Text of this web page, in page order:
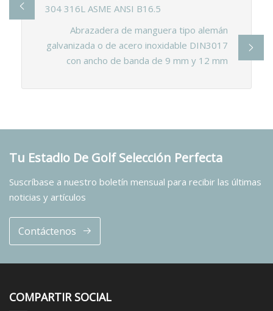
304 316L ASME ANSI B16.5
Abrazadera de manguera tipo alemán
galvanizada o de acero inoxidable DIN3017
con ancho de banda de 9 mm y 12 mm
Tu Estadio De Golf Selección Perfecta
Suscríbase a nuestro boletín mensual para recibir las últimas
noticias y artículos
Contáctenos
COMPARTIR SOCIAL